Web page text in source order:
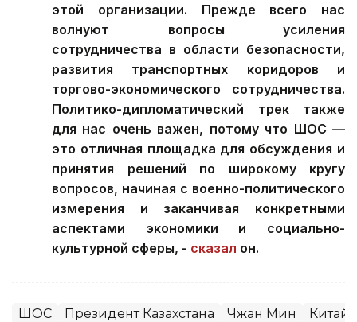
этой организации. Прежде всего нас
волнуют вопросы усиления
сотрудничества в области безопасности,
развития транспортных коридоров и
торгово-экономического сотрудничества.
Политико-дипломатический трек также
для нас очень важен, потому что ШОС —
это отличная площадка для обсуждения и
принятия решений по широкому кругу
вопросов, начиная с военно-политического
измерения и заканчивая конкретными
аспектами экономики и социально-
культурной сферы, - сказал он.
ШОС Президент Казахстана Чжан Мин Китай